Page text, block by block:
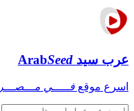
عرب سيد ArabSeed
اسرع موقع فـــــي مـــصـــر